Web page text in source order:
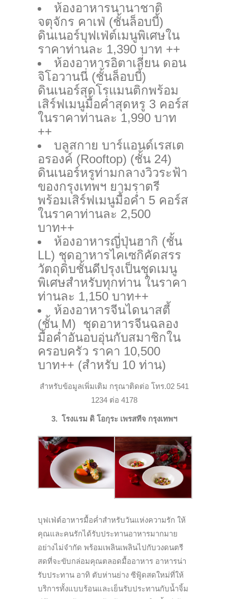
ห้องอาหารนานาชาติ
จตุจักร คาเฟ่ (ชั้นล็อบบี้)
ดินเนอร์บุฟเฟ่ต์เมนูพิเศษใน
ราคาท่านละ 1,390 บาท ++
ห้องอาหารอิตาเลี่ยน ดอน
จิโอวานนี่ (ชั้นล็อบบี้)
ดินเนอร์สุดโรแมนติกพร้อม
เสิร์ฟเมนูมื้อค่ำสุดหรู 3 คอร์ส
ในราคาท่านละ 1,990 บาท
++
บลูสกาย บาร์แอนด์เรสเต
อรองค์ (Rooftop) (ชั้น 24)
ดินเนอร์หรูท่ามกลางวิวระฟ้า
ของกรุงเทพฯ ยามราตรี
พร้อมเสิร์ฟเมนูมื้อค่ำ 5 คอร์ส
ในราคาท่านละ 2,500
บาท++
ห้องอาหารญี่ปุ่นฮากิ (ชั้น
LL) ชุดอาหารไคเซกิคัดสรร
วัตถุดิบชั้นดีปรุงเป็นชุดเมนู
พิเศษสำหรับทุกท่าน ในราคา
ท่านละ 1,150 บาท++
ห้องอาหารจีนไดนาสตี้
(ชั้น M) ชุดอาหารจีนฉลอง
มื้อค่ำอันอบอุ่นกับสมาชิกใน
ครอบครัว ราคา 10,500
บาท++ (สำหรับ 10 ท่าน)
สำหรับข้อมูลเพิ่มเติม กรุณาติดต่อ โทร.02 541
1234 ต่อ 4178
3. โรงแรม ดิ โอกุระ เพรสทีจ กรุงเทพฯ
บุฟเฟ่ต์อาหารมื้อค่ำสำหรับวันแห่งความรัก ให้
คุณและคนรักได้รับประทานอาหารมากมาย
อย่างไม่จำกัด พร้อมเพลินเพลินไปกับวงดนตรี
สดที่จะขับกล่อมคุณตลอดมื้ออาหาร อาหารน่า
รับประทาน อาทิ ตับห่านย่าง ซีฟู้ดสดใหม่ที่ให้
บริการทั้งแบบร้อนและเย็นรับประทานกับน้ำจิ้ม